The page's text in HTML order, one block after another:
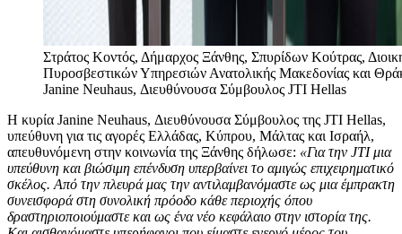
Στράτος Κοντός, Δήμαρχος Ξάνθης, Σπυρίδων Κούτρας,
Πυροσβεστικών Υπηρεσιών Ανατολικής Μακεδονίας και
Janine Neuhaus, Διευθύνουσα Σύμβουλος JTI Hellas
Η κυρία Janine Neuhaus, Διευθύνουσα Σύμβουλος της JTI Hellas,
υπεύθυνη για τις αγορές Ελλάδας, Κύπρου, Μάλτας και Ισραήλ,
απευθυνόμενη στην κοινωνία της Ξάνθης δήλωσε: «Για την JTI μια
υπεύθυνη και βιώσιμη επένδυση υπερβαίνει το αμιγώς επιχειρηματικό
σκέλος. Από την πλευρά μας την αντιλαμβανόμαστε ως μια έμπρακτη
συνεισφορά στη συνολική πρόοδο κάθε περιοχής όπου
δραστηριοποιούμαστε και ως ένα νέο κεφάλαιο στην ιστορία της.